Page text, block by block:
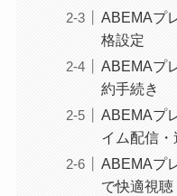
ABEMAプ
格設定
ABEMAプ
約手続き
ABEMAプ
イム配信
ABEMAプ
で快適視聴